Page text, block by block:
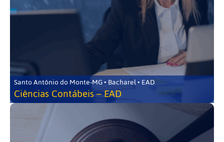
Santo Antônio do Monte-MG • Bacharel • EAD
Ciências Contábeis – EAD